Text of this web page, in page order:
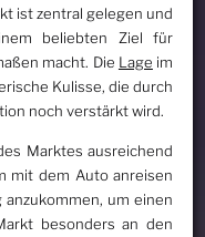
ist zentral gelegen und
beliebten Ziel für
macht. Die Lage im
Kulisse, die durch
noch verstärkt wird.
Marktes ausreichend
mit dem Auto anreisen
um einen
besonders an den